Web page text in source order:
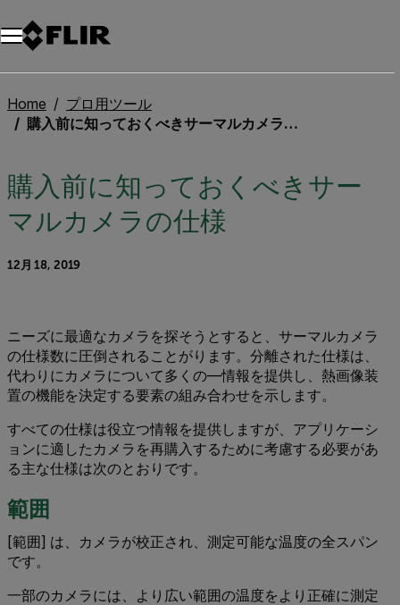
Home
プロ用ツール
購入前に知っておくべきサーマルカメラの仕様
購入前に知っておくべきサー
マルカメラの仕様
12月 18, 2019
ニーズに最適なカメラを探そうとすると、サーマルカメラ
の仕様数に圧倒されることがります。分離された仕様は、
代わりにカメラについて多くの—情報を提供し、熱画像装
置の機能を決定する要素の組み合わせを示します。
すべての仕様は役立つ情報を提供しますが、アプリケーシ
ョンに適したカメラを再購入するために考慮する必要があ
る主な仕様は次のとおりです。
範囲
[範囲] は、カメラが校正され、測定可能な温度の全スパン
です。
一部のカメラには、より広い範囲の温度をより正確に測定